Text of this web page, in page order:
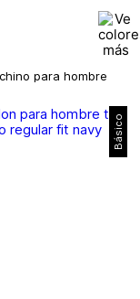
para hombre
Básico